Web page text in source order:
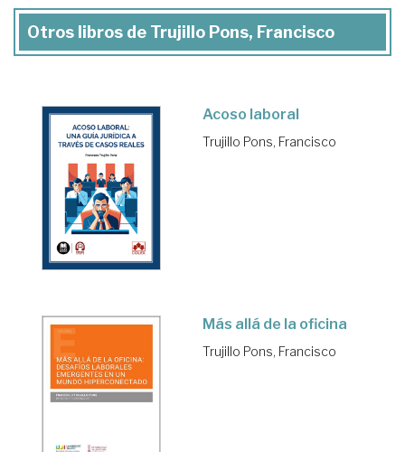
Otros libros de Trujillo Pons, Francisco
Acoso laboral
Trujillo Pons, Francisco
Más allá de la oficina
Trujillo Pons, Francisco